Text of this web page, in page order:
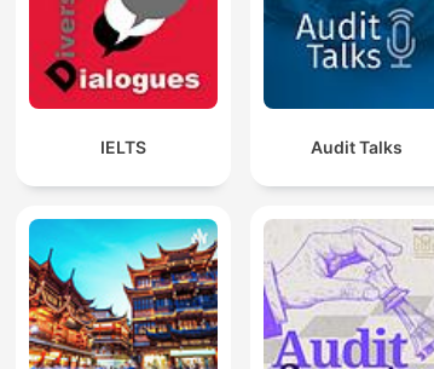
IELTS Audit Talks